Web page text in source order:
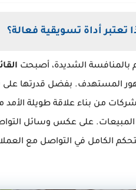
تعتبر أداة تسويقية فعالة؟
بالمنافسة الشديدة، أصبحت
المستهدف. بفضل قدرتها
من بناء علاقة طويلة الأمد
على عكس وسائل
التحكم الكامل في التواصل مع